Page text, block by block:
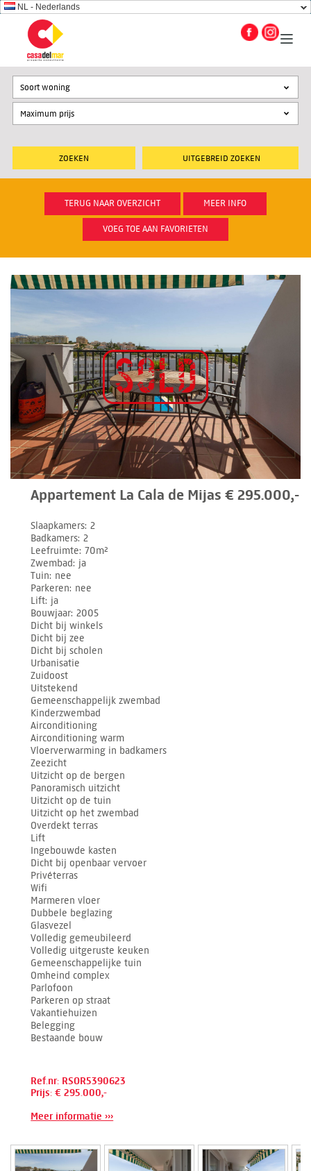
NL - Nederlands
UITGEBREID ZOEKEN
Soort woning
TERUG NAAR OVERZICHT MEER INFO
VOEG TOE AAN FAVORIETEN
Appartement La Cala de Mijas € 295.000,-
Slaapkamers 2
Badkamers 2
Leefruimte 70m²
Zwembad ja
Tuin nee
Parkeren nee
Lift ja
Bouwjaar 2005
Dicht bij winkels
Dicht bij zee
Dicht bij scholen
Urbanisatie
Zuidoost
Uitstekend
Gemeenschappelijk zwembad
Kinderzwembad
Airconditioning
Airconditioning warm
Vloerverwarming in badkamers
Zeezicht
Uitzicht op de bergen
Panoramisch uitzicht
Uitzicht op de tuin
Uitzicht op het zwembad
Overdekt terras
Lift
Ingebouwde kasten
Dicht bij openbaar vervoer
Privéterras
Wifi
Marmeren vloer
Dubbele beglazing
Glasvezel
Volledig gemeubileerd
Volledig uitgeruste keuken
Gemeenschappelijke tuin
Omheind complex
Parlofoon
Parkeren op straat
Vakantiehuizen
Belegging
Bestaande bouw
Ref.nr: RSOR5390623
Prijs: € 295.000,-
Meer informatie ›››